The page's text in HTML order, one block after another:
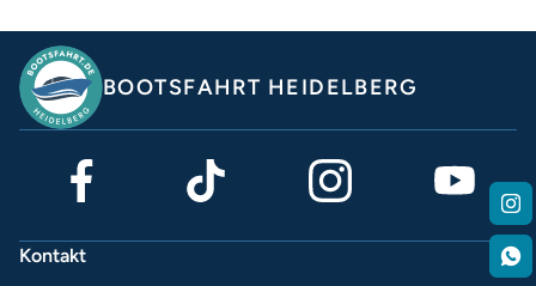
BOOTSFAHRT HEIDELBERG
Kontakt